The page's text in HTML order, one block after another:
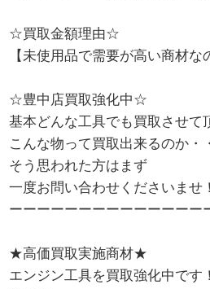
☆買取金額理由☆
【未使用品で需要が高い商材
☆豊中店買取強化中☆
基本どんな工具でも買取させて
こんな物って買取出来るのか・
そう思われた方はまず
一度お問い合わせくださいませ！
ーーーーーーーーーーーーー
★高価買取実施商材★
エンジン工具を買取強化中です